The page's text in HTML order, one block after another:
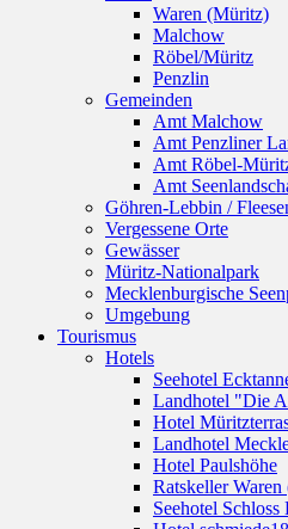
Waren (Müritz)
Malchow
Röbel/Müritz
Penzlin
Gemeinden
Amt Malchow
Amt Penzliner
Amt Röbel-
Amt
Göhren-Lebbin /
Vergessene Orte
Gewässer
Müritz-Nationalpark
Mecklenburgische
Umgebung
Tourismus
Hotels
Seehotel
Landhotel "Die
Hotel
Landhotel
Hotel Paulshöhe
Ratskeller
Seehotel